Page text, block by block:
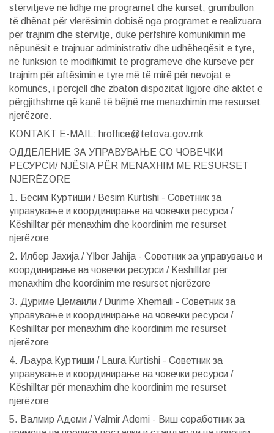
stërvitjeve në lidhje me programet dhe kurset, grumbullon
të dhënat për vlerësimin dobisë nga programet e realizuara
për trajnim dhe stërvitje, duke përfshirë komunikimin me
nëpunësit e trajnuar administrativ dhe udhëheqësit e tyre,
në funksion të modifikimit të programeve dhe kurseve për
trajnim për aftësimin e tyre më të mirë për nevojat e
komunës, i përcjell dhe zbaton dispozitat ligjore dhe aktet e
përgjithshme që kanë të bëjnë me menaxhimin me resurset
njerëzore.
KONTAKT E-MAIL: hroffice@tetova.gov.mk
ОДДЕЛЕНИЕ ЗА УПРАВУВАЊЕ СО ЧОВЕЧКИ
РЕСУРСИ/ NJËSIA PËR MENAXHIM ME RESURSET
NJERËZORE
1. Бесим Куртиши / Besim Kurtishi - Советник за
управување и координирање на човечки ресурси /
Këshilltar për menaxhim dhe koordinim me resurset
njerëzore
2. Илбер Јахија / Ylber Jahija - Советник за управување и
координирање на човечки ресурси / Këshilltar për
menaxhim dhe koordinim me resurset njerëzore
3. Дуриме Џемаили / Durime Xhemaili - Советник за
управување и координирање на човечки ресурси /
Këshilltar për menaxhim dhe koordinim me resurset
njerëzore
4. Љаура Куртиши / Laura Kurtishi - Советник за
управување и координирање на човечки ресурси /
Këshilltar për menaxhim dhe koordinim me resurset
njerëzore
5. Валмир Адеми / Valmir Ademi - Виш соработник за